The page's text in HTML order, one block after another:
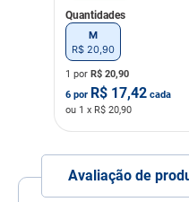
Quantidades
M
R$ 20 90
1 por R$ 20,90
6 por R$ 17,42 cada
ou 1 x R$ 20,90
Avaliação de